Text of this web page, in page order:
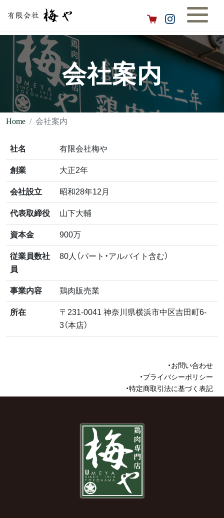
会社案内
Home 会社案内
社名 有限会社梅や
創業 大正2年
会社設立 昭和28年12月
代表取締役 山下大輔
資本金 900万
従業員数社
員
80人（パート・アルバイト含む）
事業内容 鶏肉販売業
所在
〒231-0041 神奈川県横浜市中区吉田町6-
3（本店）
お問い合わせ
プライバシーポリシー
特定商取引法に基づく表記